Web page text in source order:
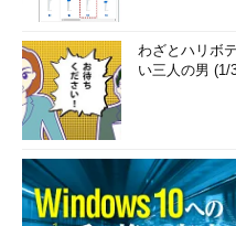
わざとハリボ
い三人の男 (1/